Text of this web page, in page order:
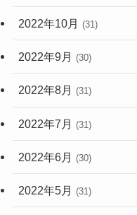
2022年10月 (31)
2022年9月 (30)
2022年8月 (31)
2022年7月 (31)
2022年6月 (30)
2022年5月 (31)